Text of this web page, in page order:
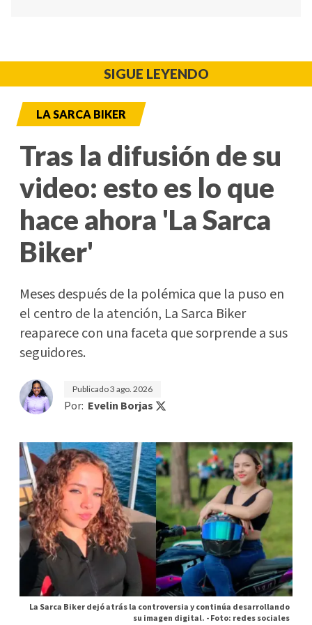
SIGUE LEYENDO
LA SARCA BIKER
Tras la difusión de su
video: esto es lo que
hace ahora 'La Sarca
Biker'
Meses después de la polémica que la puso en
el centro de la atención, La Sarca Biker
reaparece con una faceta que sorprende a sus
seguidores.
Publicado3 ago. 2026
Por: Evelin Borjas
La Sarca Biker dejó atrás la controversia y continúa desarrollando
su imagen digital. -Foto: redes sociales